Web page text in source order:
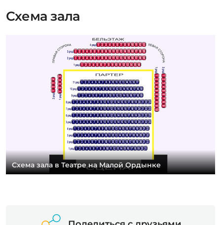
Схема зала
Схема зала в Театре на Малой Ордынке